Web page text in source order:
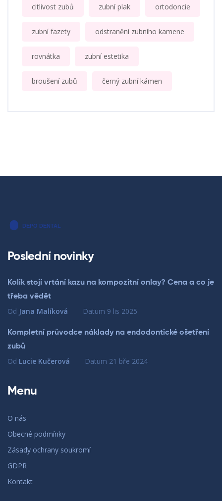
citlivost zubů zubní plak ortodoncie
zubní fazety odstranění zubního kamene
rovnátka zubní estetika
broušení zubů černý zubní kámen
Poslední novinky
Kolik stojí vrtání kazu na kompozitní onlay? Cena a co je
třeba vědět
Od Jana Malíková Datum 9 lis 2025
Kompletní průvodce náklady na endodontické ošetření
zubů
Od Lucie Kučerová Datum 21 bře 2024
Menu
O nás
Obecné podmínky
Zásady ochrany soukromí
GDPR
Kontakt